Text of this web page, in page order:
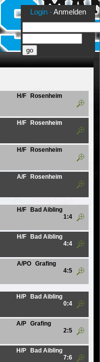
H/F
Rosenheim
H/F
Rosenheim
H/F
Rosenheim
A/F
Rosenheim
H/F
Bad Aibling
1:4
H/F
Bad Aibling
4:4
A/PO Grafing
4:5
H/P
Bad Aibling
0:4
A/P Grafing
2:5
H/P
Bad Aibling
7:6
Login -Anmelden